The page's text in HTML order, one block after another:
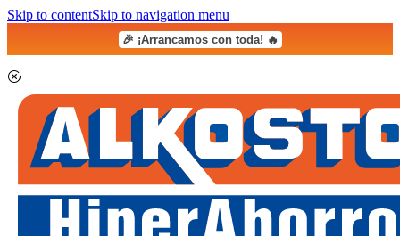
Skip to contentSkip to navigation menu
🎉 ¡Arrancamos con toda! 🔥